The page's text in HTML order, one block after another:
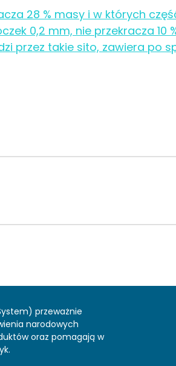
28 % masy i w których
0,2 mm, nie przekracza 10
przez takie sito, zawiera po
przeważnie
narodowych
oraz pomagają w